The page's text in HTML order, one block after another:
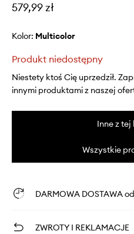
579,99 zł
Kolor: multicolor
Produkt niedostępny
Niestety ktoś Cię uprzedził.
innymi produktami z naszej
Inne z
Wszystkie
DARMOWA DOSTAWA od
ZWROTY I REKLAMACJE